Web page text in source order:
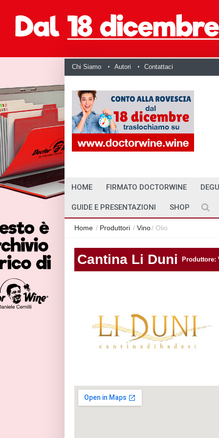
Chi Siamo Autori Contattaci
HOME FIRMATO DOCTORWINE
GUIDE E PRESENTAZIONI SHOP
Home / Produttori / Vino/ Olio
Cantina Li Duni Produttore: